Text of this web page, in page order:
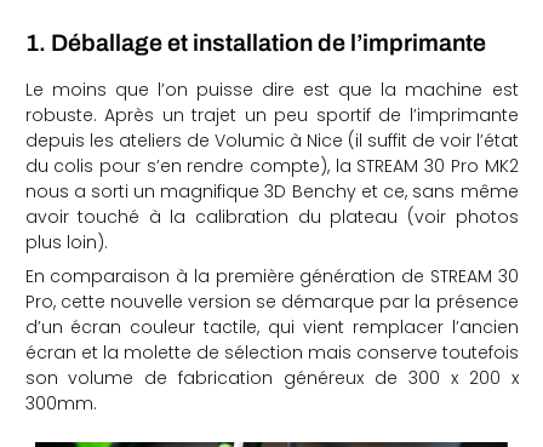
1. Déballage et installation de l’imprimante
Le moins que l’on puisse dire est que la machine est
robuste. Après un trajet un peu sportif de l’imprimante
depuis les ateliers de Volumic à Nice (il suffit de voir l’état
du colis pour s’en rendre compte), la STREAM 30 Pro MK2
nous a sorti un magnifique 3D Benchy et ce, sans même
avoir touché à la calibration du plateau (voir photos
plus loin).
En comparaison à la première génération de STREAM 30
Pro, cette nouvelle version se démarque par la présence
d’un écran couleur tactile, qui vient remplacer l’ancien
écran et la molette de sélection mais conserve toutefois
son volume de fabrication généreux de 300 x 200 x
300mm.